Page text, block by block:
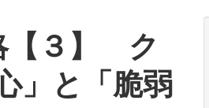
【３】 ク
」と「脆弱